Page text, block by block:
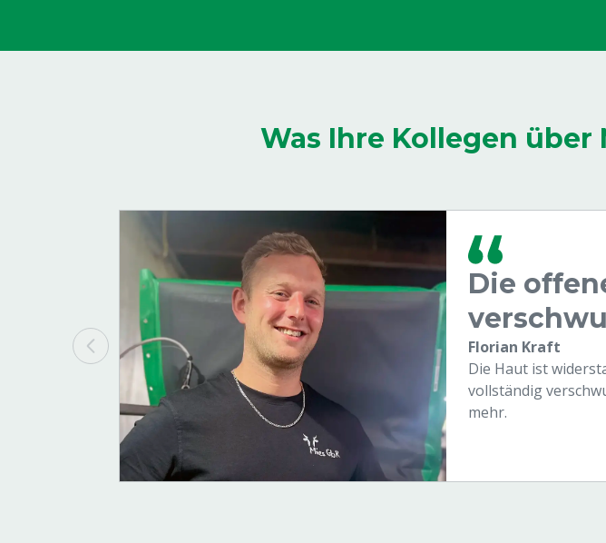
Was Ihre Kollegen über
Die
Florian Kraft
Die Haut ist
vollständig
mehr.